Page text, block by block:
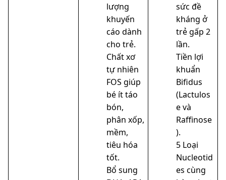
lượng
khuyến
cáo dành
cho trẻ.
Chất xơ
tự nhiên
FOS giúp
bé ít táo
bón,
phân xốp,
mềm,
tiêu hóa
tốt.
Bổ sung
sức đề
kháng ở
trẻ gấp 2
lần.
Tiền lợi
khuẩn
Bifidus
(Lactulos
e và
Raffinose
).
5 Loại
Nucleotid
es cùng